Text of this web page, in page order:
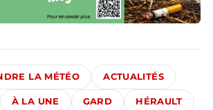
LA MÉTÉO ACTUALITÉS
À LA UNE GARD HÉRAULT